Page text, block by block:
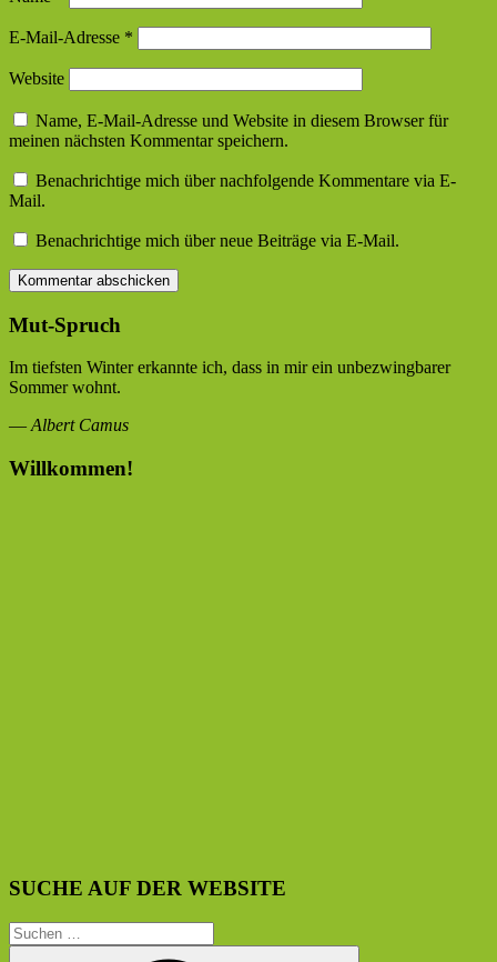
E-Mail-Adresse *
Website
Name, E-Mail-Adresse und Website in diesem Browser für
meinen nächsten Kommentar speichern.
Benachrichtige mich über nachfolgende Kommentare via E-
Mail.
Benachrichtige mich über neue Beiträge via E-Mail.
Mut-Spruch
Im tiefsten Winter erkannte ich, dass in mir ein unbezwingbarer
Sommer wohnt.
— Albert Camus
Willkommen!
SUCHE AUF DER WEBSITE
Suchen
nach: